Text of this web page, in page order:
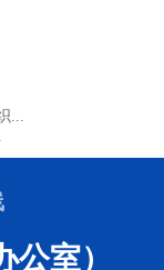
...
公室）